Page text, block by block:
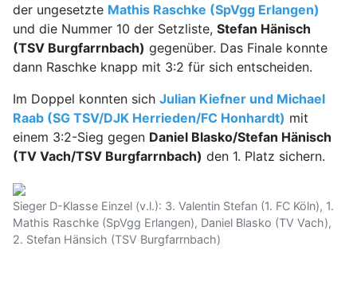
der ungesetzte Mathis Raschke (SpVgg Erlangen)
und die Nummer 10 der Setzliste, Stefan Hänisch
(TSV Burgfarrnbach) gegenüber. Das Finale konnte
dann Raschke knapp mit 3:2 für sich entscheiden.
Im Doppel konnten sich Julian Kiefner und Michael
Raab (SG TSV/DJK Herrieden/FC Honhardt) mit
einem 3:2-Sieg gegen Daniel Blasko/Stefan Hänisch
(TV Vach/TSV Burgfarrnbach) den 1. Platz sichern.
Sieger D-Klasse Einzel (v.l.): 3. Valentin Stefan (1. FC Köln), 1.
Mathis Raschke (SpVgg Erlangen), Daniel Blasko (TV Vach),
2. Stefan Hänsich (TSV Burgfarrnbach)